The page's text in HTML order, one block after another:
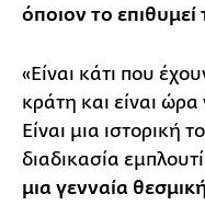
όποιον το
«Είναι κάτι που
κράτη και είναι
Είναι μια ιστορική
διαδικασία
μια γενναία